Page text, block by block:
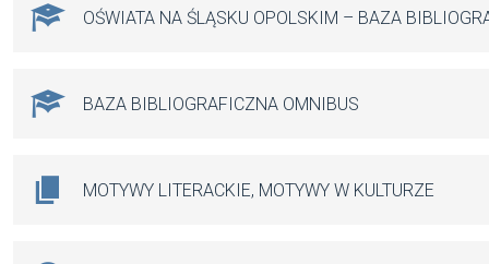
OŚWIATA NA ŚLĄSKU OPOLSKIM – BAZA
BAZA BIBLIOGRAFICZNA OMNIBUS
MOTYWY LITERACKIE, MOTYWY W KULTURZE